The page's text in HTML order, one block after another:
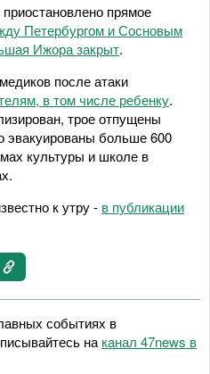
прямое
Петербургом и Сосновым
Ижора закрыт.
после атаки
в том числе ребенку.
трое отпущены
эвакуированы больше 600
культуры и школе в
к утру - в публикации
событиях в
на канал 47news в